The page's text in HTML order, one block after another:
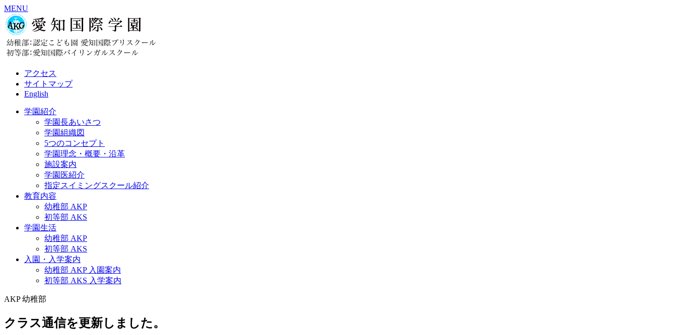
MENU
アクセス
サイトマップ
English
学園紹介
学園長あいさつ
学園組織図
5つのコンセプト
学園理念・概要・沿革
施設案内
学園医紹介
指定スイミングスクール紹介
教育内容
幼稚部 AKP
初等部 AKS
学園生活
幼稚部 AKP
初等部 AKS
入園・入学案内
幼稚部 AKP 入園案内
初等部 AKS 入学案内
AKP 幼稚部
クラス通信を更新しました。